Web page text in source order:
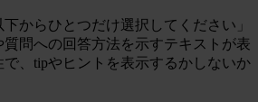
からひとつだけ選択してください」
問への回答方法を示すテキストが表
、tipやヒントを表示するかしないか